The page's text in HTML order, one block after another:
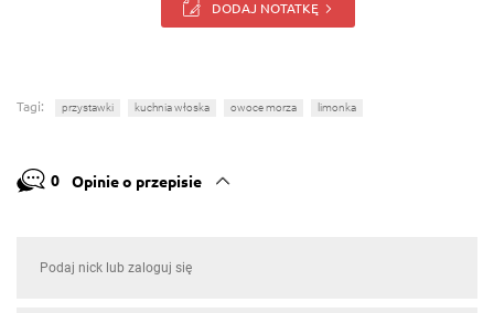
DODAJ NOTATKĘ
Tagi: przystawki kuchnia włoska owoce morza limonka
0 Opinie o przepisie